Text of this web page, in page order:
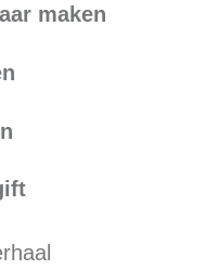
maken